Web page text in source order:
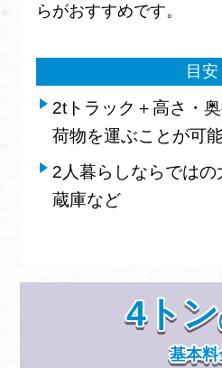
らがおすすめです。
目安
2tトラック＋高さ・
荷物を運ぶことが可
2人暮らしならでは
蔵庫など
4トン
基本料